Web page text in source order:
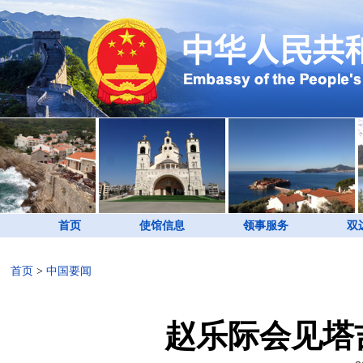
首页 使馆信息 领事服务 双
首页 > 中国要闻
赵乐际会见